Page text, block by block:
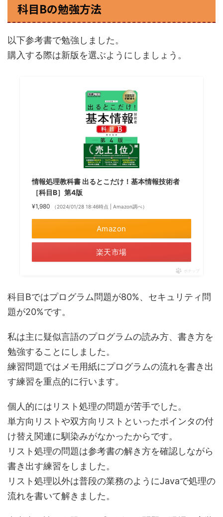
科目Bの勉強方法
以下参考書で勉強しました。
購入する際は新版を選ぶようにしましょう。
情報処理教科書 出るとこだけ！基本情報技術者
［科目B］第4版
¥1,980 （2024/01/28 18:46時点 | Amazon調べ）
Amazon
楽天市場
ポチップ
科目Bではプログラム問題が80%、セキュリティ問
題が20%です。
私は主に疑似言語のプログラムの読み方、書き方を
勉強することにしました。
練習問題ではメモ用紙にプログラムの流れを書き出
す練習を重点的に行います。
個人的にはリスト処理の問題が苦手でした。
単方向リストや双方向リストといったポインタの付
け替え関連に馴染みがなかったからです。
リスト処理の問題は参考書の解き方を確認しながら
書き出す練習をしました。
リスト処理以外は普段の業務のようにJavaで処理の
流れを書いて解きました。